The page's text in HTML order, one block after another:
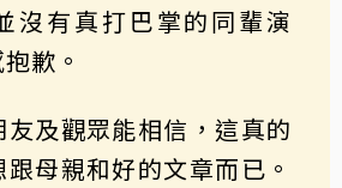
沒有真打巴掌的同輩演
歉。
及觀眾能相信，這真的
母親和好的文章而已。